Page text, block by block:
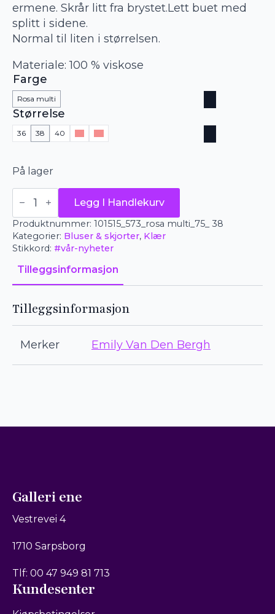
ermene. Skrår litt fra brystet.Lett buet med
splitt i sidene.
Normal til liten i størrelsen.
Materiale: 100 % viskose
Farge
Rosa multi
Størrelse
36 38 40 42 44
På lager
Emily
bluse
-
retro
antall
Legg I Handlekurv
Produktnummer: 101515_573_rosa multi_75_ 38
Kategorier: Bluser & skjorter, Klær
Stikkord: #vår-nyheter
Tilleggsinformasjon
Tilleggsinformasjon
Merker Emily Van Den Bergh
Galleri ene
Vestrevei 4
1710 Sarpsborg
Tlf: 00 47 949 81 713
Kundesenter